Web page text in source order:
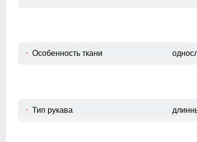
Особенность ткани
Тип рукава